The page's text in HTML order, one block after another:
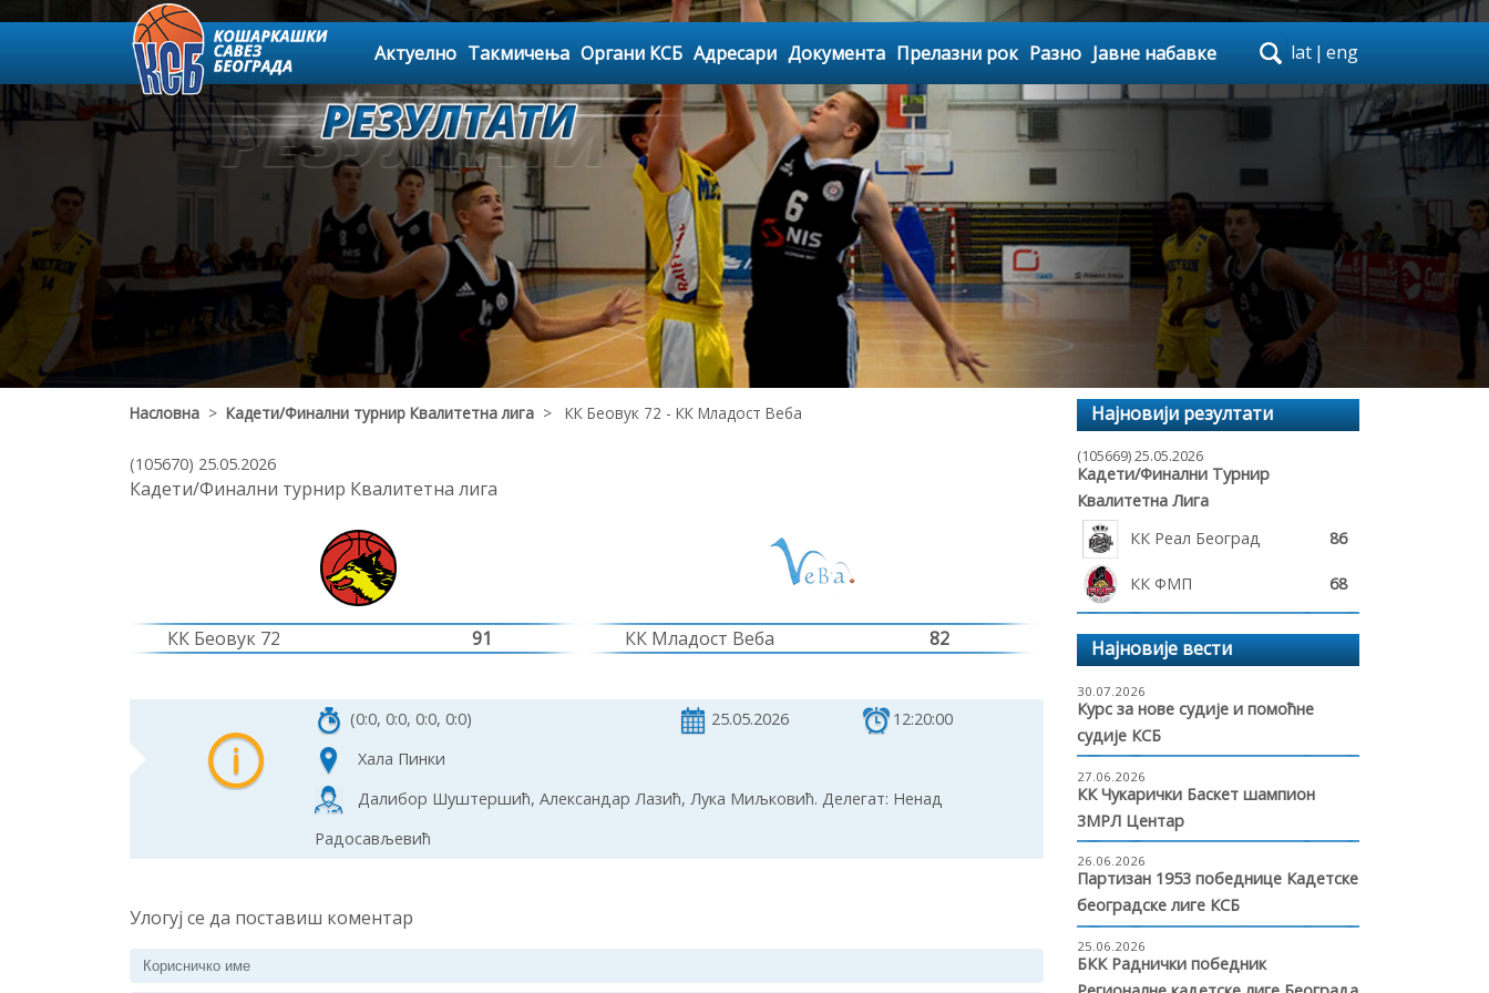
Актуелно Такмичења Органи КСБ Адресари Документа Прелазни рок Разно Јавне набавке lat | eng
Насловна > Кадети/Финални турнир Квалитетна лига > КК Беовук 72 - КК Младост Веба
(105670) 25.05.2026
Кадети/Финални турнир Квалитетна лига
КК Беовук 72 91 КК Младост Веба 82
(0:0, 0:0, 0:0, 0:0) 25.05.2026
12:20:00
Хала Пинки
Далибор Шуштершић, Александар Лазић, Лука Миљковић. Делегат: Ненад
Радосављевић
Улогуј се да поставиш коментар
Најновији резултати
(105669) 25.05.2026
Кадети/Финални Турнир
Квалитетна Лига
КК Реал Београд
86
КК ФМП 68
Најновије вести
30.07.2026
Курс за нове судије и помоћне
судије КСБ
27.06.2026
КК Чукарички Баскет шампион
3МРЛ Центар
26.06.2026
Партизан 1953 победнице Кадетске
београдске лиге КСБ
25.06.2026
БКК Раднички победник